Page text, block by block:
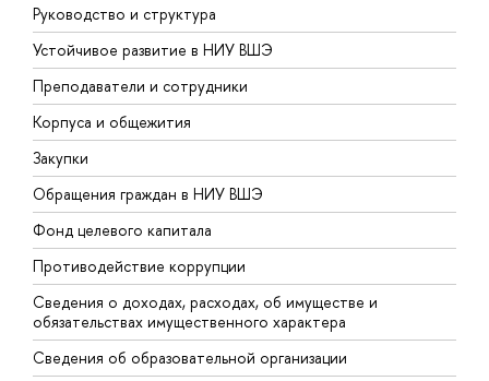
Руководство и структура
Устойчивое развитие в НИУ ВШЭ
Преподаватели и сотрудники
Корпуса и общежития
Закупки
Обращения граждан в НИУ ВШЭ
Фонд целевого капитала
Противодействие коррупции
Сведения о доходах, расходах, об имуществе и
обязательствах имущественного характера
Сведения об образовательной организации